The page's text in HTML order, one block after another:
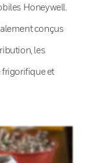
Honeywell.
conçus
les
frigorifique et